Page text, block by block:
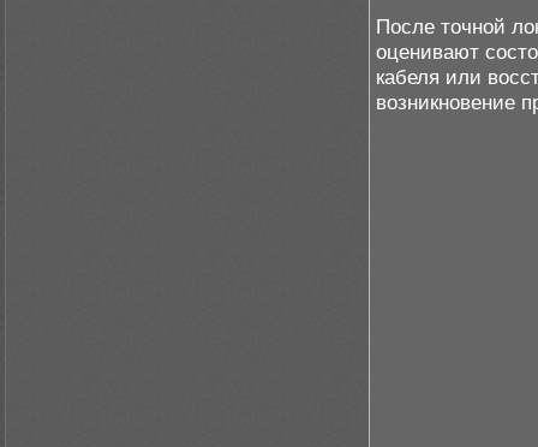
После точной
оценивают
кабеля или
возникновение